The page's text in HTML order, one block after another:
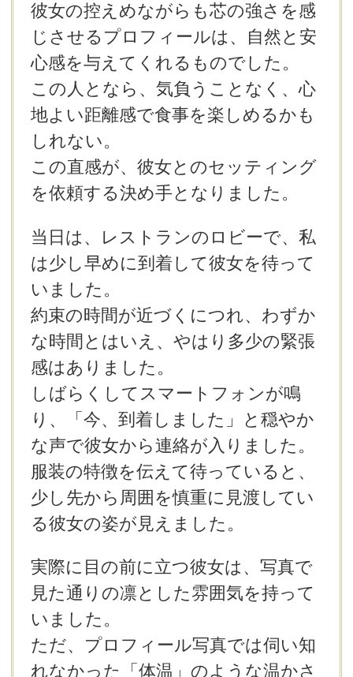
彼女の控えめながらも芯の強さを感
じさせるプロフィールは、自然と安
心感を与えてくれるものでした。
この人となら、気負うことなく、心
地よい距離感で食事を楽しめるかも
しれない。
この直感が、彼女とのセッティング
を依頼する決め手となりました。
当日は、レストランのロビーで、私
は少し早めに到着して彼女を待って
いました。
約束の時間が近づくにつれ、わずか
な時間とはいえ、やはり多少の緊張
感はありました。
しばらくしてスマートフォンが鳴
り、「今、到着しました」と穏やか
な声で彼女から連絡が入りました。
服装の特徴を伝えて待っていると、
少し先から周囲を慎重に見渡してい
る彼女の姿が見えました。
実際に目の前に立つ彼女は、写真で
見た通りの凛とした雰囲気を持って
いました。
ただ、プロフィール写真では伺い知
れなかった「体温」のような温かさ